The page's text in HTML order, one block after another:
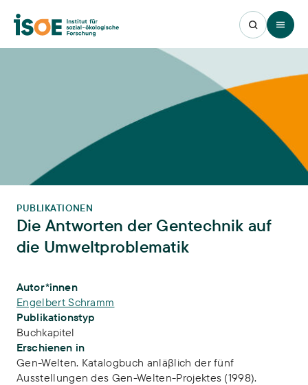
Open
PUBLIKATIONEN
Die Antworten der Gentechnik auf
die Umweltproblematik
Publikations-Infos
Autor*innen
Engelbert Schramm
Publikationstyp
Buchkapitel
Erschienen in
Gen-Welten. Katalogbuch anläβlich der fünf
Ausstellungen des Gen-Welten-Projektes (1998).